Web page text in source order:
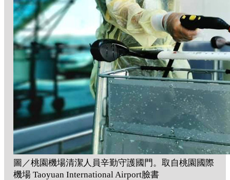
圖／桃園機場清潔人員辛勤守護國門。取自桃園國際
機場 Taoyuan International Airport臉書